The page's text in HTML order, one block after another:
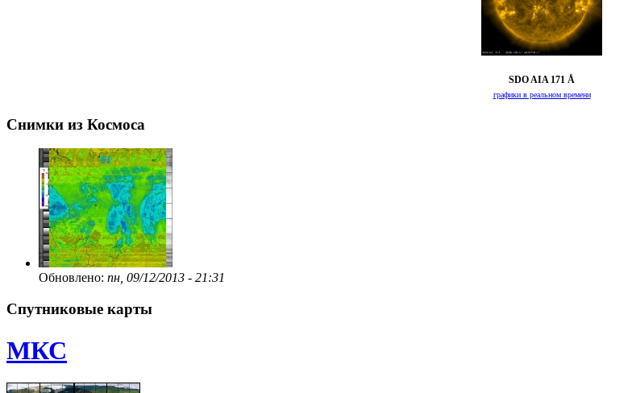
SDO AIA 171 Å
графики в реальном времени
Снимки из Космоса
Обновлено: пн, 09/12/2013 - 21:31
Спутниковые карты
МКС